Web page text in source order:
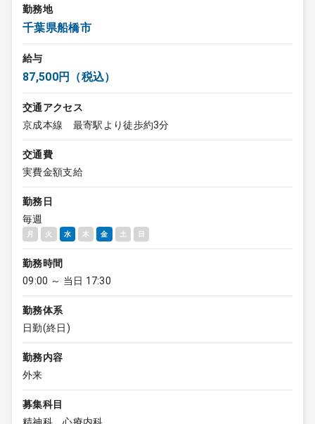
勤務地
千葉県船橋市
給与
87,500円（税込）
交通アクセス
京成本線 最寄駅より徒歩約3分
交通費
実費金額支給
勤務日
毎週
月 火 水 木 金 土 日
勤務時間
09:00 ～ 当日 17:30
勤務体系
日勤(終日)
勤務内容
外来
募集科目